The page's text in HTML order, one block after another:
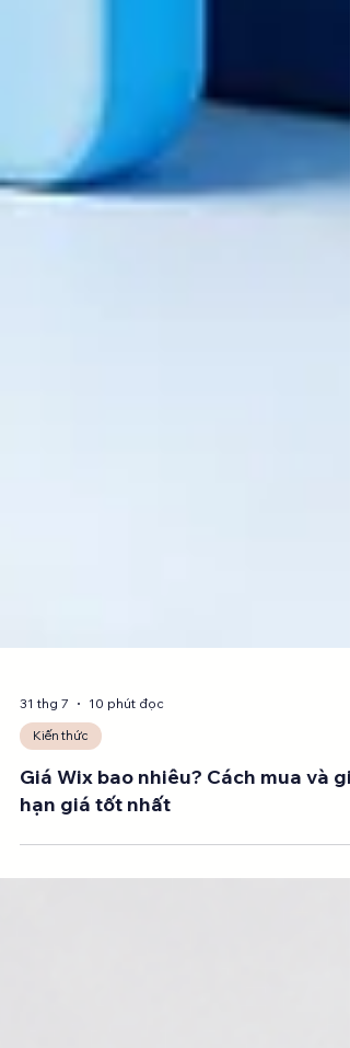
31 thg 7 10 phút đọc
Kiến thức
Giá Wix bao nhiêu? Cách mua và
hạn giá tốt nhất